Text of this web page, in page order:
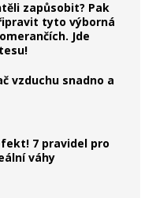
zapůsobit? Pak
tyto výborná
Jde
vzduchu snadno a
7 pravidel pro
váhy